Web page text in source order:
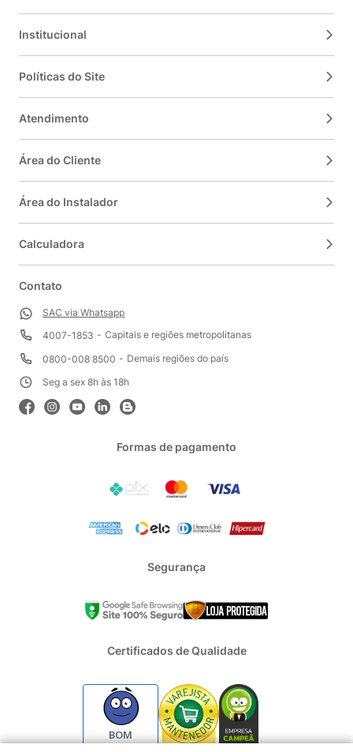
Institucional
Políticas do Site
Atendimento
Área do Cliente
Área do Instalador
Calculadora
Contato
SAC via Whatsapp
4007-1853
Capitais e regiões metropolitanas
0800-008 8500
Demais regiões do país
Seg a sex 8h às 18h
Formas de pagamento
Segurança
Certificados de Qualidade
BOM